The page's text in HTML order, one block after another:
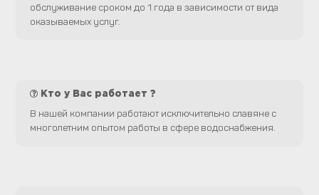
обслуживание сроком до 1 года в зависимости от вида
оказываемых услуг.
Кто у Вас работает ?
В нашей компании работают исключительно славяне с
многолетним опытом работы в сфере водоснабжения.